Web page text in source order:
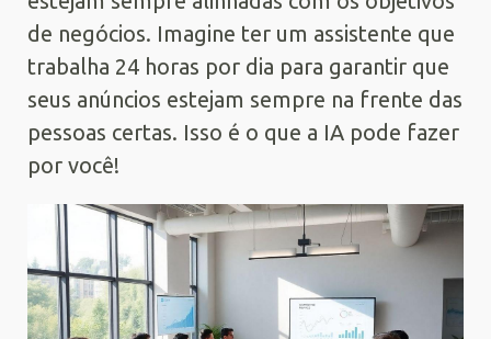
de negócios. Imagine ter um assistente que
trabalha 24 horas por dia para garantir que
seus anúncios estejam sempre na frente das
pessoas certas. Isso é o que a IA pode fazer
por você!